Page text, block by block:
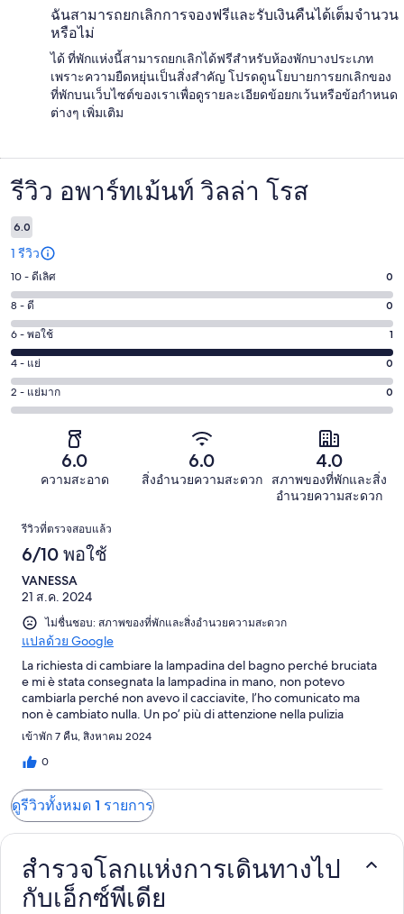
ฉันสามารถยกเลิกการจองฟรีและรับเงินคืนได้เต็มจำนวน
หรือไม่
ได้ ที่พักแห่งนี้สามารถยกเลิกได้ฟรีสำหรับห้องพักบางประเภท
เพราะความยืดหยุ่นเป็นสิ่งสำคัญ โปรดดูนโยบายการยกเลิกของ
ที่พักบนเว็บไซต์ของเราเพื่อดูรายละเอียดข้อยกเว้นหรือข้อกำหนด
ต่างๆ เพิ่มเติม
รีวิว
รีวิว อพาร์ทเม้นท์ วิลล่า โรส
6.0
1 รีวิว
คะแนน
10
-
ดี
เลิศ
0
จาก
10 - ดีเลิศ 0
คะแนน
8
-
ดี
0
จาก
8 - ดี 0
คะแนน
6
-
พอใช้
1
6 - พอใช้ 1
คะแนน
4
-
4 - แย่ 0
คะแนน
2
จาก
รีวิว
2 - แย่มาก 0
6.0
ความสะอาด
6.0
สิ่งอำนวยความสะดวก
4.0
สภาพของที่พักและสิ่ง
อำนวยความสะดวก
รีวิว
รีวิวที่ตรวจสอบแล้ว
6/10 พอใช้
VANESSA
21 ส.ค. 2024
ไม่ชื่นชอบ: สภาพของที่พักและสิ่งอำนวยความสะดวก
แปลด้วย Google
La richiesta di cambiare la lampadina del bagno perché bruciata
e mi è stata consegnata la lampadina in mano, non potevo
cambiarla perché non avevo il cacciavite, l’ho comunicato ma
non è cambiato nulla. Un po’ più di attenzione nella pulizia
เข้าพัก 7 คืน, สิงหาคม 2024
0
ดูรีวิวทั้งหมด 1 รายการ
สำรวจโลกแห่งการเดินทางไป
กับเอ็กซ์พีเดีย